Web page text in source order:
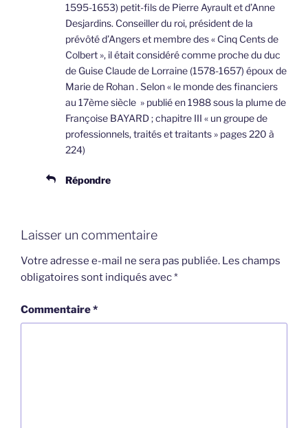
1595-1653) petit-fils de Pierre Ayrault et d’Anne
Desjardins. Conseiller du roi, président de la
prévôté d’Angers et membre des « Cinq Cents de
Colbert », il était considéré comme proche du duc
de Guise Claude de Lorraine (1578-1657) époux de
Marie de Rohan . Selon « le monde des financiers
au 17ème siècle » publié en 1988 sous la plume de
Françoise BAYARD ; chapitre III « un groupe de
professionnels, traités et traitants » pages 220 à
224)
Répondre
Laisser un commentaire
Votre adresse e-mail ne sera pas publiée. Les champs
obligatoires sont indiqués avec*
Commentaire*